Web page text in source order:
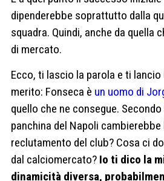
dipenderebbe soprattutto dalla
squadra. Quindi, anche da quella
di mercato.
Ecco, ti lascio la parola e ti
merito: Fonseca è un uomo di
quello che ne consegue.
panchina del Napoli
reclutamento del club? Cosa ci
dal calciomercato? Io ti dico la
dinamicità diversa,